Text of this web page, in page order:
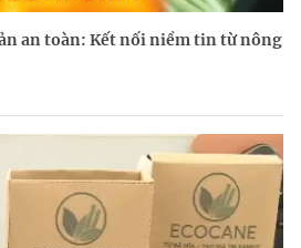
an toàn: Kết nối niềm tin từ nông